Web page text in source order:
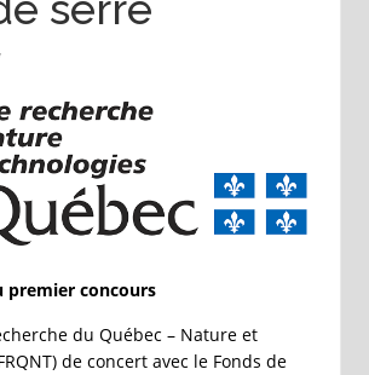
premier concours
du Québec – Nature et
de concert avec le Fonds de